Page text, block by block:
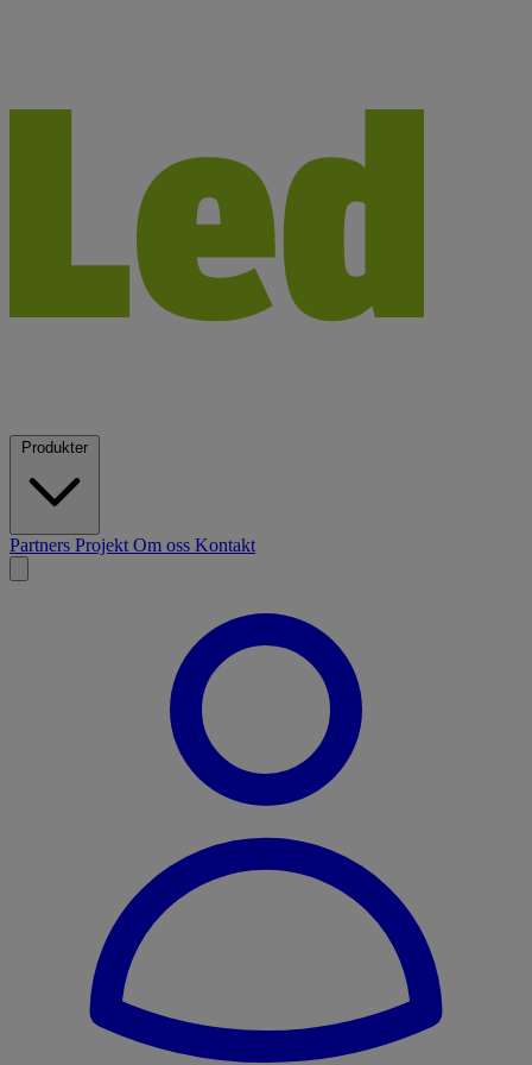
Produkter
Partners Projekt Om oss Kontakt